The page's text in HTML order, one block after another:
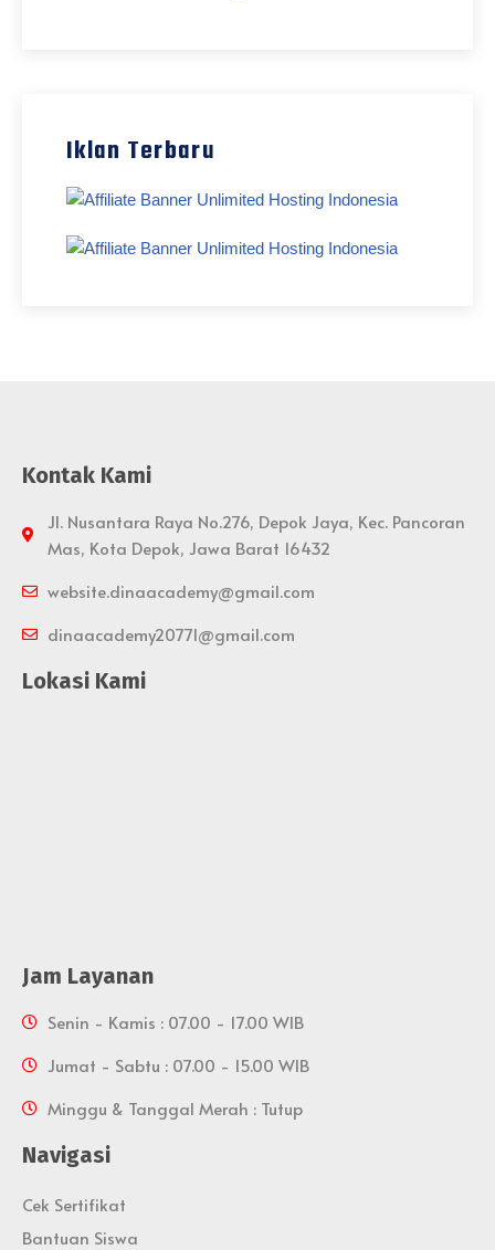
Iklan Terbaru
Kontak Kami
Jl. Nusantara Raya No.276, Depok Jaya, Kec. Pancoran
Mas, Kota Depok, Jawa Barat 16432
website.dinaacademy@gmail.com
dinaacademy20771@gmail.com
Lokasi Kami
Jam Layanan
Senin - Kamis : 07.00 - 17.00 WIB
Jumat - Sabtu : 07.00 - 15.00 WIB
Minggu & Tanggal Merah : Tutup
Navigasi
Cek Sertifikat
Bantuan Siswa